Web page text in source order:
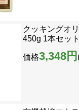
クッキングオ
450g 1本セッ
価格3,348円